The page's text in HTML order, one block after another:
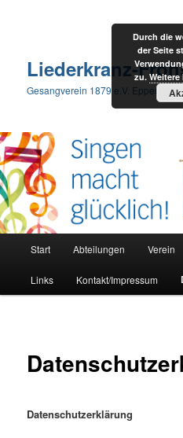
Liederkranz-
Gesangverein 1879 e.V.
Zum
Inhalt
Start Abteilungen Verein
Links Kontakt/Impressum
Datenschutzerklärung
Durch die
der Seite
zu.